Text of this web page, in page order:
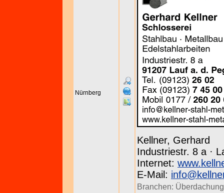
Nürnberg
Kellner, Gerhard
Industriestr. 8 a ·
Internet:
E-Mail:
Branchen: